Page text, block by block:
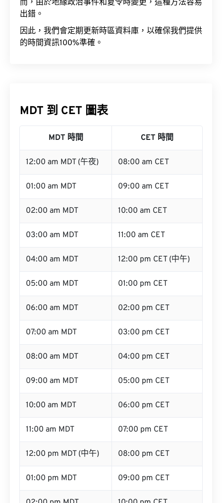
而，由於地緣政治事件和夏令時變更，這種方法容易
出錯。
因此，我們會定期更新時區資料庫，以確保我們提供
的時間資訊100%準確。
MDT 到 CET 圖表
MDT 時間 CET 時間
12:00 am MDT (午夜) 08:00 am CET
01:00 am MDT 09:00 am CET
02:00 am MDT 10:00 am CET
03:00 am MDT 11:00 am CET
04:00 am MDT 12:00 pm CET (中午)
05:00 am MDT 01:00 pm CET
06:00 am MDT 02:00 pm CET
07:00 am MDT 03:00 pm CET
08:00 am MDT 04:00 pm CET
09:00 am MDT 05:00 pm CET
10:00 am MDT 06:00 pm CET
11:00 am MDT 07:00 pm CET
12:00 pm MDT (中午) 08:00 pm CET
01:00 pm MDT 09:00 pm CET